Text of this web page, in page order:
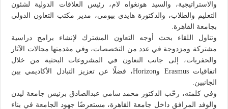
والاستراتيجية، والسيد هونغواه لام، رئيس العلاقات الدولية لشئون
التعليم والطلاب، والدكتورة هايدي بيومي، مدير مكتب التعاون الدولي
بجامعة القاهرة.
وتناول اللقاء بحث أوجه التعاون المشترك لإنشاء برامج دراسية
مشتركة ومزدوجة في عدد من التخصصات، وفي مقدمتها مجالات الآثار
والحفريات، إلى جانب التعاون في المشروعات البحثية من خلال
اتفاقيات Erasmus وHorizon، فضلًا عن تعزيز التبادل الأكاديمي بين
الجانبين.
وفي كلمته، رحّب الدكتور محمد سامي عبدالصادق برئيس جامعة ليدن
والوفد المرافق داخل جامعة القاهرة، مستعرضًا جهود الجامعة في بناء